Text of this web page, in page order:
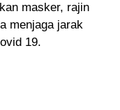
masker, rajin
menjaga jarak
19.